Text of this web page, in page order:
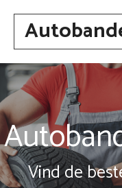
Spring
inhoud
Vind de